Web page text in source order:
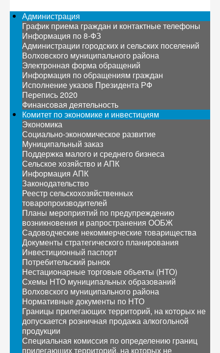
Администрация
График приема граждан и контактные телефоны
Информация по 8-ФЗ
Администрации городских и сельских поселений
Волховского муниципального района
Электронная форма обращений
Информация по обращениям граждан
Исполнение указов Президента РФ
Перепись 2020
Финансовая деятельность
Комитет по экономике и инвестициям
Экономика
Социально-экономическое развитие
Муниципальный заказ
Поддержка малого и среднего бизнеса
Сельское хозяйство и АПК
Информация АПК
Законодательство
Реестр сельскохозяйственных
товаропроизводителей
Планы мероприятий по предупреждению
возникновения и рапространения ООБЖ
Садоводческие некоммерческие товарищества
Документы стратегического планирования
Инвестиционный паспорт
Потребительский рынок
Нестационарные торговые объекты (НТО)
Схемы НТО муниципальных образований
Волховского муниципального района
Нормативные документы по НТО
Границы прилегающих территорий, на которых не
допускается розничная продажа алкогольной
продукции
Специальная комиссия по определению границ
прилегающих территорий, на которых не